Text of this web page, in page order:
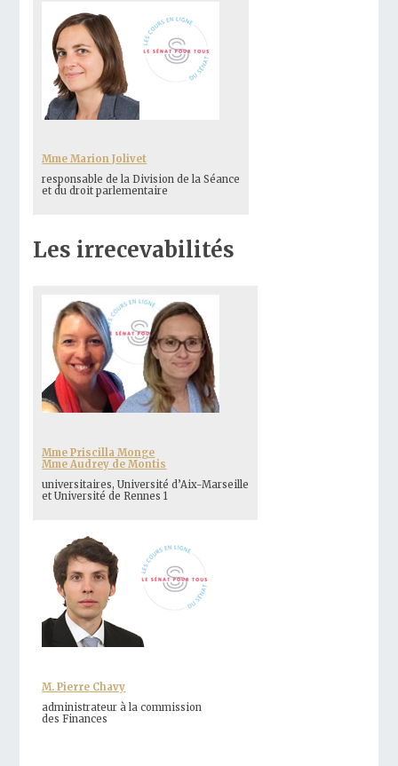
Mme Marion Jolivet
responsable de la Division de la Séance
et du droit parlementaire
Les irrecevabilités
Mme Priscilla Monge
Mme Audrey de Montis
universitaires, Université d’Aix-Marseille
et Université de Rennes 1
M. Pierre Chavy
administrateur à la commission
des Finances